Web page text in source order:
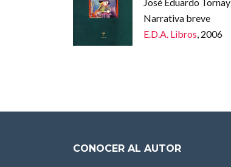
José Eduardo Tornay
Narrativa breve
E.D.A. Libros, 2006
CONOCER AL AUTOR